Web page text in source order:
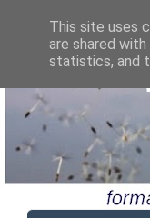
This site uses
are shared
statistics, and